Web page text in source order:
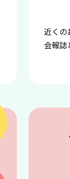
近くの
会報誌